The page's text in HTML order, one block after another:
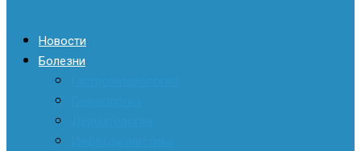
Новости
Болезни